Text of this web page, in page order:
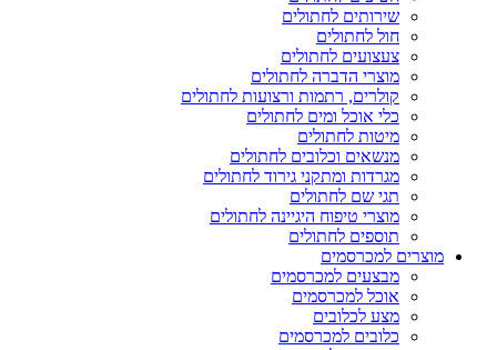
שירותים לחתולים
חול לחתולים
צעצועים לחתולים
מוצרי הדברה לחתולים
קולרים, רתמות ורצועות לחתולים
כלי אוכל ומים לחתולים
מיטות לחתולים
מנשאים וכלובים לחתולים
מגרדות ומתקני גירוד לחתולים
תגי שם לחתולים
מוצרי טיפוח היגיינה לחתולים
תוספים לחתולים
מוצרים למכרסמים
מבצעים למכרסמים
אוכל למכרסמים
מצע לכלובים
כלובים למכרסמים